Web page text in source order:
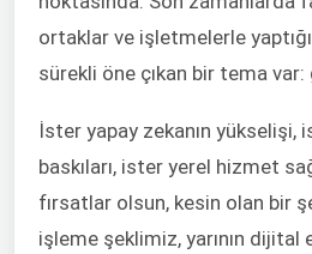
ortaklar ve işletmelerle
sürekli öne çıkan bir tema var:
İster yapay zekanın yükselişi,
baskıları, ister yerel hizmet
fırsatlar olsun, kesin olan bir
işleme şeklimiz, yarının dijital